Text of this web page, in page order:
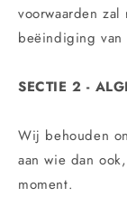
voorwaarden
beëindiging van
SECTIE 2 -
Wij behouden
aan wie dan
moment.